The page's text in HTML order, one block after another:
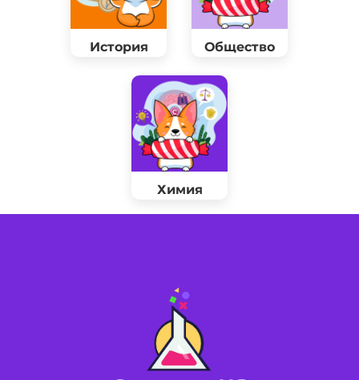
История Общество
Химия